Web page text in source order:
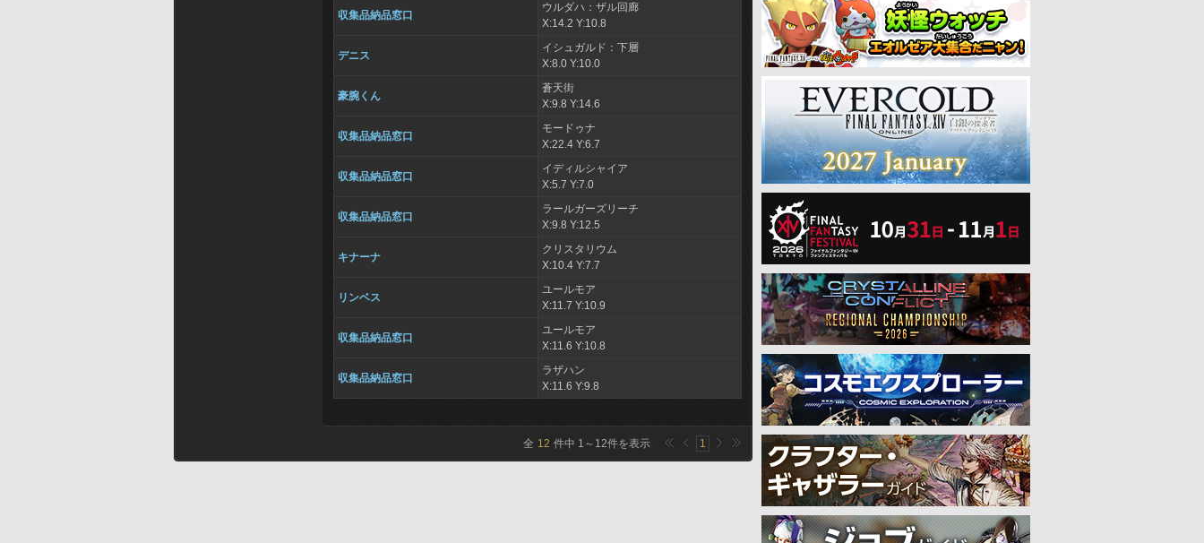
収集品納品窓口
ウルダハ：ザル回廊
X:14.2 Y:10.8
デニス
イシュガルド：下層
X:8.0 Y:10.0
豪腕くん
蒼天街
X:9.8 Y:14.6
収集品納品窓口
モードゥナ
X:22.4 Y:6.7
収集品納品窓口
イディルシャイア
X:5.7 Y:7.0
収集品納品窓口
ラールガーズリーチ
X:9.8 Y:12.5
キナーナ
クリスタリウム
X:10.4 Y:7.7
リンベス
ユールモア
X:11.7 Y:10.9
収集品納品窓口
ユールモア
X:11.6 Y:10.8
収集品納品窓口
ラザハン
X:11.6 Y:9.8
全 12 件中 1 ～ 12件を表示 1